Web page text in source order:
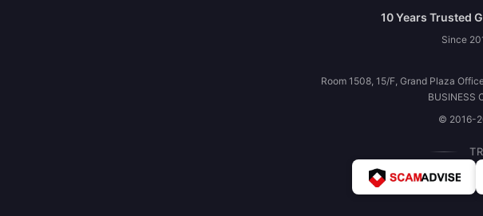
10 Years Trusted
Since
Room 1508, 15/F, Grand Plaza
BUSINESS
© 2016-